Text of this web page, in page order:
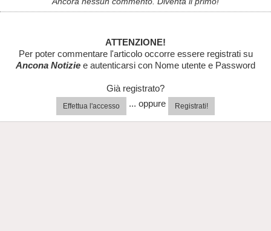
ATTENZIONE!
Per poter commentare l'articolo occorre essere registrati su
Ancona Notizie e autenticarsi con Nome utente e Password
Già registrato?
Effettua l'accesso ... oppure Registrati!